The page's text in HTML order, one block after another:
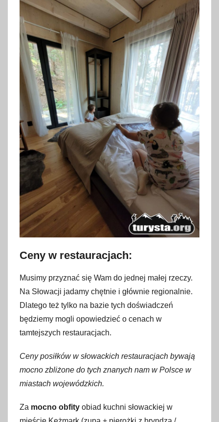
Ceny w restauracjach:
Musimy przyznać się Wam do jednej małej rzeczy.
Na Słowacji jadamy chętnie i głównie regionalnie.
Dlatego też tylko na bazie tych doświadczeń
będziemy mogli opowiedzieć o cenach w
tamtejszych restauracjach.
Ceny posiłków w słowackich restauracjach bywają
mocno zbliżone do tych znanych nam w Polsce w
miastach wojewódzkich.
Za mocno obfity obiad kuchni słowackiej w